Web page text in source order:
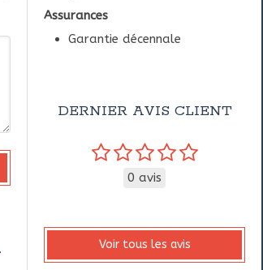
Assurances
Garantie décennale
DERNIER AVIS CLIENT
0 avis
Voir tous les avis